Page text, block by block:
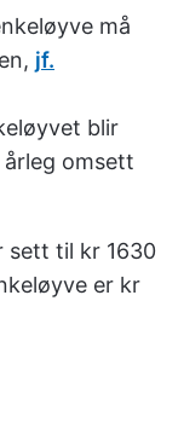
må
jf.
blir
omsett
sett til kr 1630
er kr